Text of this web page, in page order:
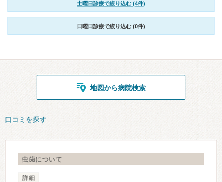
土曜日診療で絞り込む (4件)
日曜日診療で絞り込む (0件)
地図から病院検索
口コミを探す
虫歯について
詳細